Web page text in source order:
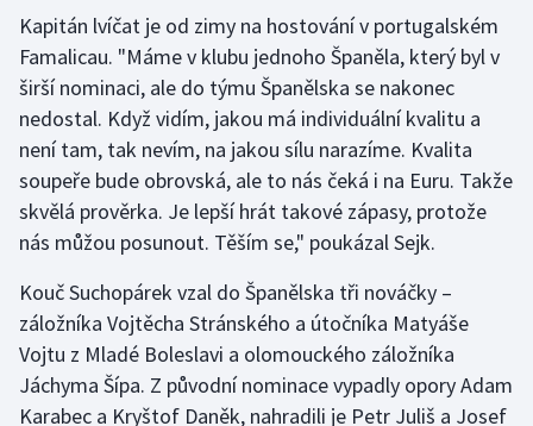
Ragby
Rychlobruslení
Rychlostní kanoistika
Short track
Stolní tenis
Triatlon
Kapitán lvíčat je od zimy na hostování v portugalském
Famalicau. "Máme v klubu jednoho Španěla, který byl v
širší nominaci, ale do týmu Španělska se nakonec
nedostal. Když vidím, jakou má individuální kvalitu a
není tam, tak nevím, na jakou sílu narazíme. Kvalita
soupeře bude obrovská, ale to nás čeká i na Euru. Takže
skvělá prověrka. Je lepší hrát takové zápasy, protože
nás můžou posunout. Těším se," poukázal Sejk.
Kouč Suchopárek vzal do Španělska tři nováčky –
záložníka Vojtěcha Stránského a útočníka Matyáše
Vojtu z Mladé Boleslavi a olomouckého záložníka
Jáchyma Šípa. Z původní nominace vypadly opory Adam
Karabec a Kryštof Daněk, nahradili je Petr Juliš a Josef